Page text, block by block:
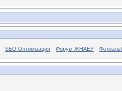
SEO Оптимізация Форум ЖНАЕУ